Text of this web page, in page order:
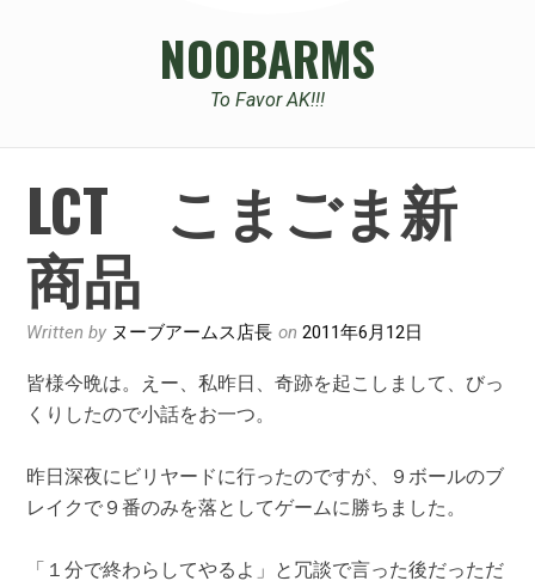
NOOBARMS
To Favor AK!!!
LCT こまごま新
商品
Written by ヌーブアームス店長 on2011年6月12日
皆様今晩は。えー、私昨日、奇跡を起こしまして、びっ
くりしたので小話をお一つ。
昨日深夜にビリヤードに行ったのですが、９ボールのブ
レイクで９番のみを落としてゲームに勝ちました。
「１分で終わらしてやるよ」と冗談で言った後だっただ